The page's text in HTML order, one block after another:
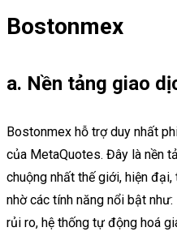
Bostonmex
a. Nền tảng giao
Bostonmex hỗ trợ duy nhất
của MetaQuotes. Đây là nền
chuộng nhất thế giới, hiện
nhờ các tính năng nổi bật
rủi ro, hệ thống tự động hoá